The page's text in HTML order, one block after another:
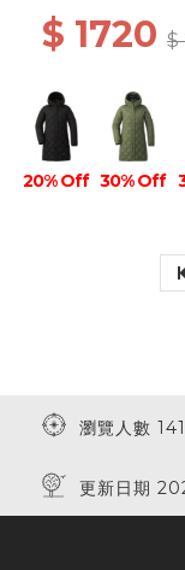
$ 1720 $
20% Off 30% Off
瀏覽人數
更新日期